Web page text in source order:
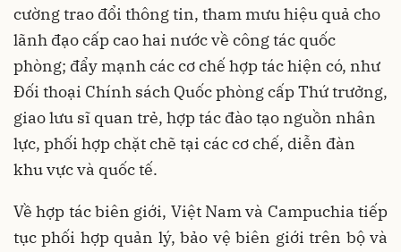
cường trao đổi thông tin, tham mưu hiệu quả cho
lãnh đạo cấp cao hai nước về công tác quốc
phòng; đẩy mạnh các cơ chế hợp tác hiện có, như
Đối thoại Chính sách Quốc phòng cấp Thứ trưởng,
giao lưu sĩ quan trẻ, hợp tác đào tạo nguồn nhân
lực, phối hợp chặt chẽ tại các cơ chế, diễn đàn
khu vực và quốc tế.
Về hợp tác biên giới, Việt Nam và Campuchia tiếp
tụcphối hợp quản lý, bảo vệ biên giới trên bộ và